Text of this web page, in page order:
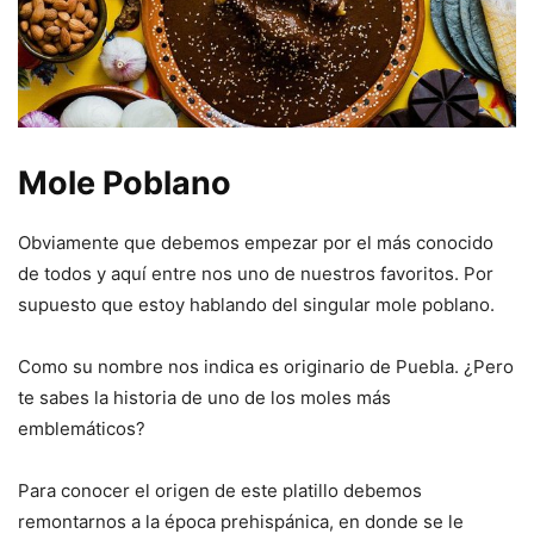
Mole Poblano
Obviamente que debemos empezar por el más conocido
de todos y aquí entre nos uno de nuestros favoritos. Por
supuesto que estoy hablando del singular mole poblano.
Como su nombre nos indica es originario de Puebla. ¿Pero
te sabes la historia de uno de los moles más
emblemáticos?
Para conocer el origen de este platillo debemos
remontarnos a la época prehispánica, en donde se le